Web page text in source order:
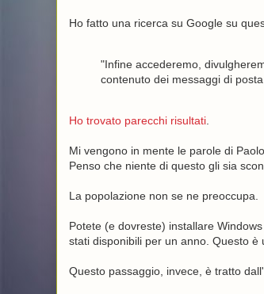
Ho fatto una ricerca su Google su
"Infine accederemo,
contenuto dei messaggi di
Ho trovato parecchi risultati.
Mi vengono in mente le parole di
Penso che niente di questo gli sia
La popolazione non se ne preoccupa.
Potete (e dovreste) installare
stati disponibili per un anno. Questo è
Questo passaggio, invece, è tratto dall'